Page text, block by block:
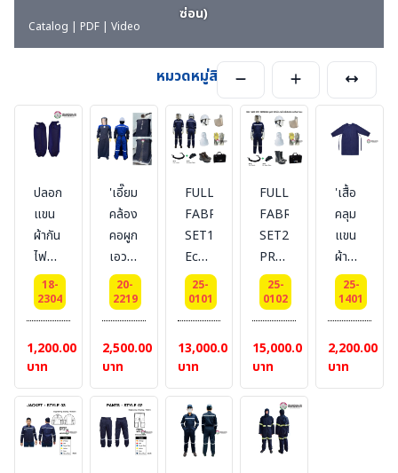
ซ่อน)
Catalog | PDF | Video
หมวดหมู่สินค้า
ปลอก
แขน
ผ้ากัน
ไฟ
กัน
ไฟฟ้า
PROSPLASH
TOP
SAFE
(Arc
Flash
=
PPE2)
18-
2304
1,200.00
บาท
'เอี๊ยม
คล้อง
คอผูก
เอว
กระเป๋า
หน้า
ขนาด
67 x
140
cm.
ผ้ากัน
ไฟ
+กัน
20-
2219
2,500.00
บาท
FULL
FABRIC
SET1
Ecofron
-ชุด
หมี
ผ้ากัน
ไฟ
BESTSAFE
FRC
สำหรับ
งาน
หน้า
25-
0101
13,000.00
บาท
FULL
FABRIC
SET2
PROSPLASH
ชุดหมี
ผ้ากัน
ไฟ
+กัน
น้ำ
เหล็ก
สำหรับ
งาน
หน้า
25-
0102
15,000.00
บาท
'เสื้อ
คลุม
แขน
ผ้า
ยาว
(เอี้
ยมมี
แขน)
+กัน
น้ำ
25-
1401
2,200.00
บาท